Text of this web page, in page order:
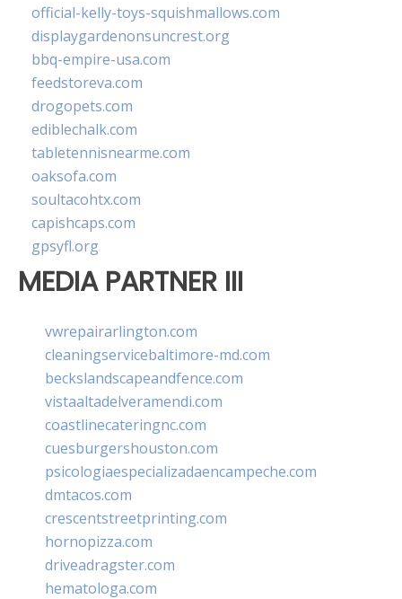
official-kelly-toys-squishmallows.com
displaygardenonsuncrest.org
bbq-empire-usa.com
feedstoreva.com
drogopets.com
ediblechalk.com
tabletennisnearme.com
oaksofa.com
soultacohtx.com
capishcaps.com
gpsyfl.org
MEDIA PARTNER III
vwrepairarlington.com
cleaningservicebaltimore-md.com
beckslandscapeandfence.com
vistaaltadelveramendi.com
coastlinecateringnc.com
cuesburgershouston.com
psicologiaespecializadaencampeche.com
dmtacos.com
crescentstreetprinting.com
hornopizza.com
driveadragster.com
hematologa.com